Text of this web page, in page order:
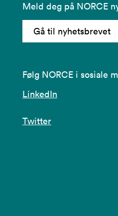
Meld deg på NORCE
Gå til nyhetsbrevet
Følg NORCE i sosiale
LinkedIn
Twitter